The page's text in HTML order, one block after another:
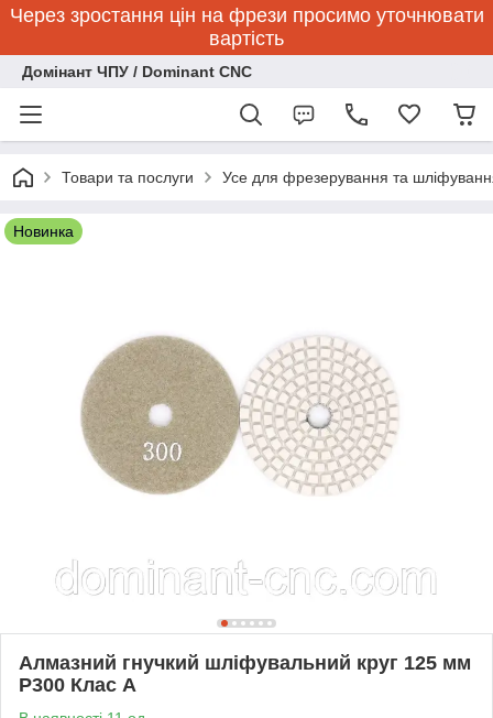
Через зростання цін на фрези просимо уточнювати
вартість
Домінант ЧПУ / Dominant CNC
Товари та послуги Усе для фрезерування та
Новинка
Алмазний гнучкий шліфувальний круг 125 мм
P300 Клас А